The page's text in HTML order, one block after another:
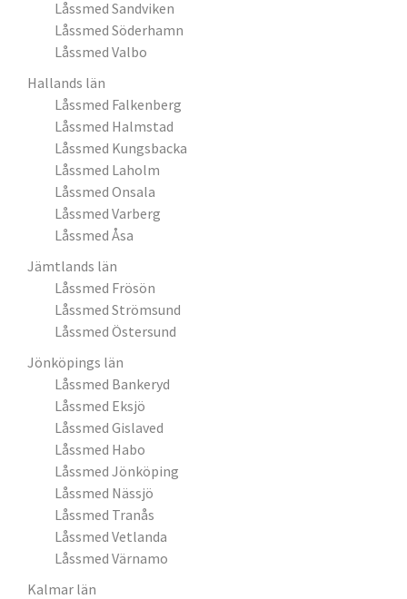
Låssmed Sandviken
Låssmed Söderhamn
Låssmed Valbo
Hallands län
Låssmed Falkenberg
Låssmed Halmstad
Låssmed Kungsbacka
Låssmed Laholm
Låssmed Onsala
Låssmed Varberg
Låssmed Åsa
Jämtlands län
Låssmed Frösön
Låssmed Strömsund
Låssmed Östersund
Jönköpings län
Låssmed Bankeryd
Låssmed Eksjö
Låssmed Gislaved
Låssmed Habo
Låssmed Jönköping
Låssmed Nässjö
Låssmed Tranås
Låssmed Vetlanda
Låssmed Värnamo
Kalmar län